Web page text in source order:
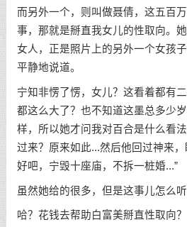
而另外一个，则叫做聂倩，这五百
事，那就是掰直我女儿的性取向。
女人，正是照片上的另外一个女孩
平静地说道。
宁知非愣了愣，女儿？这看着都有
都这么大了？也不知道这墨总多少
样，所以她才问我对百合是什么看
过来？原来如此...然后他回过神来
好吧，宁毁十座庙，不拆一桩婚...”
虽然她给的很多，但是这事儿怎么
哈？花钱去帮助白富美掰直性取向